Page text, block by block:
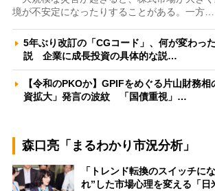
境が不安定になったりすることがある。一方…
5年ぶり改訂の「CGコード」、何が変わっ
説 企業に成長投資の具体的な説…
【令和のPKOか】GPIFをめぐる片山財務
資拡大」発言の波紋 「国債重視」…
森口亮「まるわかり市況分析」
「トレンド転換のスイッチに
れ”した市場心理を変える「日